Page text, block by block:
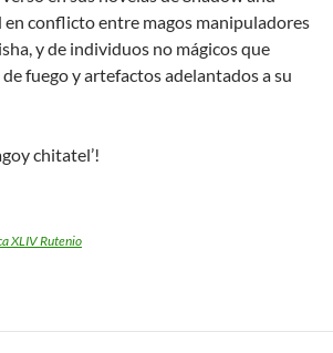
en conflicto entre magos manipuladores
y de individuos no mágicos que
fuego y artefactos adelantados a su
chitatel’!
XLIV Rutenio